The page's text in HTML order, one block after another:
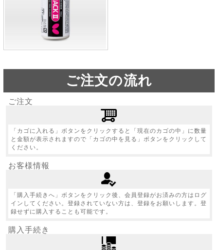
ご注文の流れ
ご注文
「カゴに入れる」ボタンをクリックすると「現在のカゴの中」に数量
と金額が表示されますので「カゴの中を見る」ボタンをクリックして
ください。
お客様情報
「購入手続きへ」ボタンをクリック後、会員登録がお済みの方はログ
インしてください。登録されていない方は、登録をお願いします。登
録せずに購入することも可能です。
購入手続き